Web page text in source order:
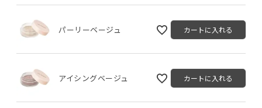
パーリーベージュ カートに入れる
アイシングベージュ カートに入れる